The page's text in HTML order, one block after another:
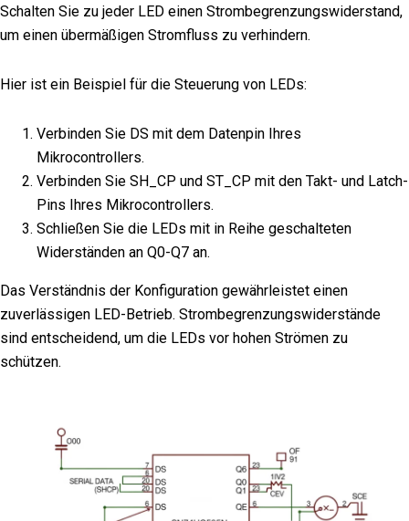
Schalten Sie zu jeder LED einen Strombegrenzungswiderstand,
um einen übermäßigen Stromfluss zu verhindern.
Hier ist ein Beispiel für die Steuerung von LEDs:
Verbinden Sie DS mit dem Datenpin Ihres
Mikrocontrollers.
Verbinden Sie SH_CP und ST_CP mit den Takt- und Latch-
Pins Ihres Mikrocontrollers.
Schließen Sie die LEDs mit in Reihe geschalteten
Widerständen an Q0-Q7 an.
Das Verständnis der Konfiguration gewährleistet einen
zuverlässigen LED-Betrieb. Strombegrenzungswiderstände
sind entscheidend, um die LEDs vor hohen Strömen zu
schützen.